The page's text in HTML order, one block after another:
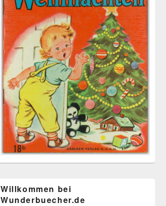
Willkommen bei
Wunderbuecher.de